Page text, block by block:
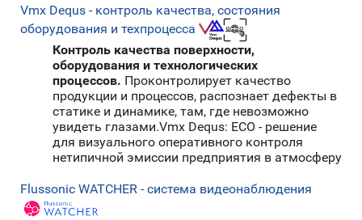
Vmx Dequs - контроль качества, состояния
оборудования и техпроцесса
Контроль качества поверхности,
оборудования и технологических
процессов. Проконтролирует качество
продукции и процессов, распознает дефекты в
статике и динамике, там, где невозможно
увидеть глазами.Vmx Dequs: ECO - решение
для визуального оперативного контроля
нетипичной эмиссии предприятия в атмосферу
Flussonic WATCHER - система видеонаблюдения